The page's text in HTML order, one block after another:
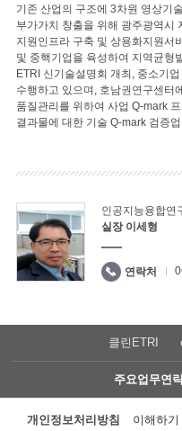
기존 산업의 구조에 3차원 영상기
부가가치 창출을 위해 광주광역시
지원인프라 구축 및 상용화지원서
및 중핵기업을 육성하여 지역균형
ETRI 신기술설명회 개최, 중소기
수행하고 있으며, 호남권연구센터
품질관리를 위하여 사업 Q-mark
결과물에 대한 기술 Q-mark 검증
인공지능융합연
실장 이세형
연락처
클린ETRI
주요업무연
개인정보처리방침 이해하